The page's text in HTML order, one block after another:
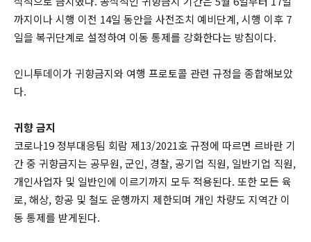
까지이나 시행 이전 14일 동안을 사전조치 예비단계, 시행 이후 7
일을 복귀단계로 설정하여 이동 통제를 강화한다는 방침이다.
인니투데이가 귀향금지와 여행 프로토콜 관련 규정을 종합해보았
다.
귀향 금지
코로나19 정부대응팀 회람 제13/2021호 규정에 따르면 르바란 기
간 중 귀향금지는 공무원, 군인, 경찰, 공기업 직원, 일반기업 직원,
개인사업자 및 일반인에 이르기까지 모두 적용된다. 또한 모든 육
로, 해상, 항공 및 철도 운행까지 제한되며 개인 차량도 지역간 이
동 통제를 받게된다.